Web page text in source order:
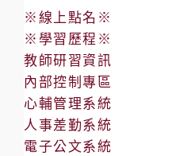
※線上點名※
※學習歷程※
教師研習資訊
內部控制專區
心輔管理系統
人事差勤系統
電子公文系統